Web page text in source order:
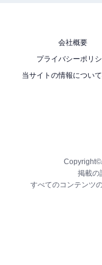
会社概要
プライバシーポリ
当サイトの情報につい
掲載の
すべてのコンテンツ